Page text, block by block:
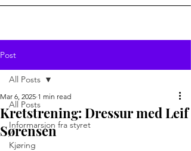
Post
All Posts
Informarsjon fra styret
Kjøring
All Posts
Kretstrening: Dressur med Leif
Sørensen
Mar 6, 2025 1 min read